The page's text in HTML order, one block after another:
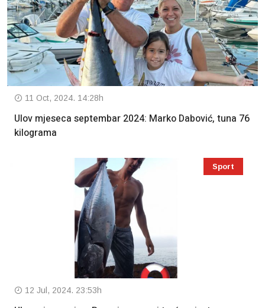
11 Oct, 2024. 14:28h
Ulov mjeseca septembar 2024: Marko Dabović, tuna 76
kilograma
Sport
12 Jul, 2024. 23:53h